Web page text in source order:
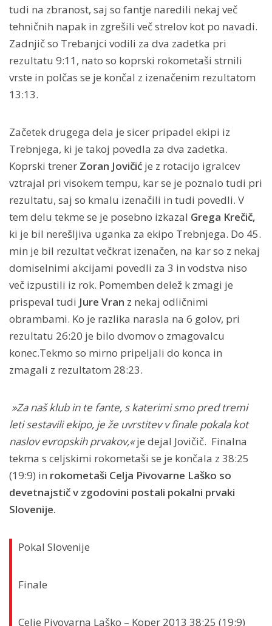
tudi na zbranost, saj so fantje naredili nekaj več
tehničnih napak in zgrešili več strelov kot po navadi.
Zadnjič so Trebanjci vodili za dva zadetka pri
rezultatu 9:11, nato so koprski rokometaši strnili
vrste in polčas se je končal z izenačenim rezultatom
13:13.
Začetek drugega dela je sicer pripadel ekipi iz
Trebnjega, ki je takoj povedla za dva zadetka.
Koprski trener Zoran Jovičić je z rotacijo igralcev
vztrajal pri visokem tempu, kar se je poznalo tudi pri
rezultatu, saj so kmalu izenačili in tudi povedli. V
tem delu tekme se je posebno izkazal Grega Krečič,
ki je bil nerešljiva uganka za ekipo Trebnjega. Do 45.
min je bil rezultat večkrat izenačen, na kar so z nekaj
domiselnimi akcijami povedli za 3 in vodstva niso
več izpustili iz rok. Pomemben delež k zmagi je
prispeval tudi Jure Vran z nekaj odličnimi
obrambami. Ko je razlika narasla na 6 golov, pri
rezultatu 26:20 je bilo dvomov o zmagovalcu
konec.Tekmo so mirno pripeljali do konca in
zmagali z rezultatom 28:23.
»Za naš klub in te fante, s katerimi smo pred tremi
leti sestavili ekipo, je že uvrstitev v finale pokala kot
naslov evropskih prvakov,«je dejal Jovičič. Finalna
tekma s celjskimi rokometaši se je končala z 38:25
(19:9) in rokometaši Celja Pivovarne Laško so
devetnajstič v zgodovini postali pokalni prvaki
Slovenije.
Pokal Slovenije
Finale
Celje Pivovarna Laško – Koper 2013 38:25 (19:9)